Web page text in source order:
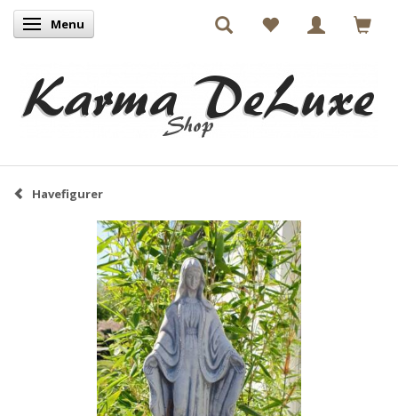
Skifte navigation
Menu
Havefigurer